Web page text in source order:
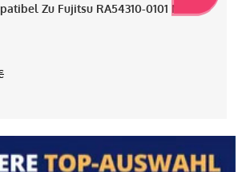
Zu Fujitsu RA54310-0101 Mit